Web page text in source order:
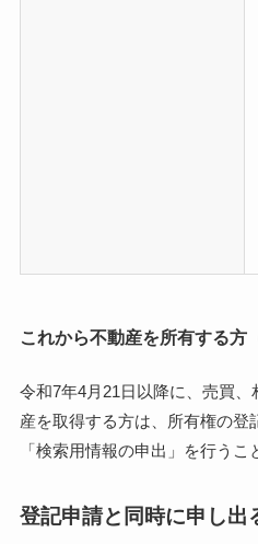
これから不動産を所有する方
令和7年4月21日以降に、売買
産を取得する方は、所有権の登
「検索用情報の申出」を行うこ
登記申請と同時に申し出